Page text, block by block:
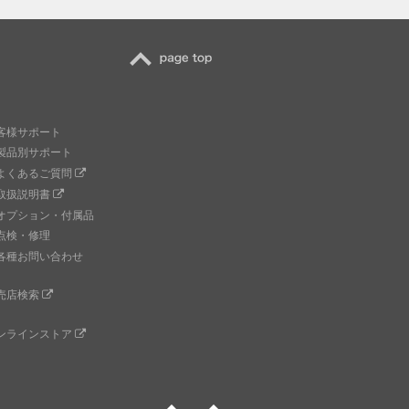
様サポート
品別サポート
くあるご質問
扱説明書
プション・付属品
検・修理
種お問い合わせ
店検索
ラインストア